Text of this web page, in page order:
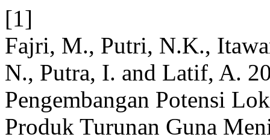
[1]
Fajri, M., Putri, N.K.,
N., Putra, I. and Latif, A.
Pengembangan Potensi
Produk Turunan Guna